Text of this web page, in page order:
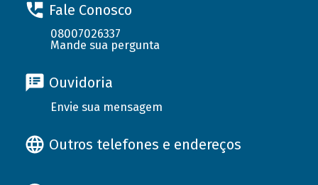
Fale Conosco
08007026337
Mande sua pergunta
Ouvidoria
Envie sua mensagem
Outros telefones e endereços